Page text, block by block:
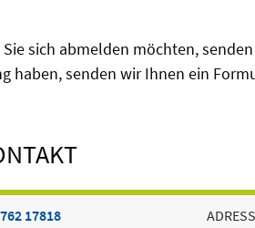
sich abmelden möchten,
haben, senden wir Ihnen ein
17818